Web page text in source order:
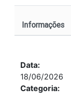
Informações
Data:
18/06/2026
Categoria: